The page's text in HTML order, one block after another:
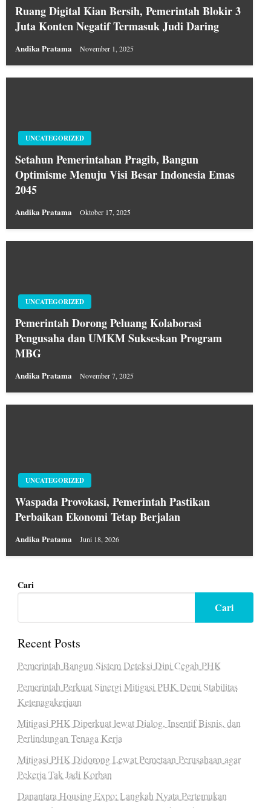
Ruang Digital Kian Bersih, Pemerintah Blokir 3
Juta Konten Negatif Termasuk Judi Daring
Andika Pratama November 1, 2025
UNCATEGORIZED
Setahun Pemerintahan Pragib, Bangun
Optimisme Menuju Visi Besar Indonesia Emas
2045
Andika Pratama Oktober 17, 2025
UNCATEGORIZED
Pemerintah Dorong Peluang Kolaborasi
Pengusaha dan UMKM Sukseskan Program
MBG
Andika Pratama November 7, 2025
UNCATEGORIZED
Waspada Provokasi, Pemerintah Pastikan
Perbaikan Ekonomi Tetap Berjalan
Andika Pratama Juni 18, 2026
Cari
Cari
Recent Posts
Pemerintah Bangun Sistem Deteksi Dini Cegah PHK
Pemerintah Perkuat Sinergi Mitigasi PHK Demi Stabilitas
Ketenagakerjaan
Mitigasi PHK Diperkuat lewat Dialog, Insentif Bisnis, dan
Perlindungan Tenaga Kerja
Mitigasi PHK Didorong Lewat Pemetaan Perusahaan agar
Pekerja Tak Jadi Korban
Danantara Housing Expo: Langkah Nyata Pertemukan